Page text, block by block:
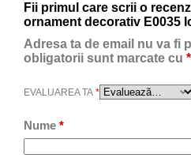
Fii primul care scrii o
ornament decorativ E0035
Adresa ta de email nu va fi
obligatorii sunt marcate cu *
EVALUAREA TA *
Nume *